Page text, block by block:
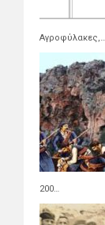
Αγροφύλακες,…
200…